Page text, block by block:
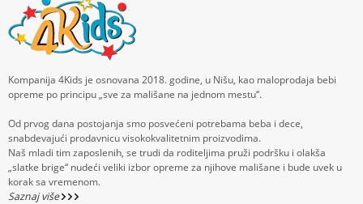
Kompanija 4Kids je osnovana 2018. godine, u Nišu, kao maloprodaja bebi
opreme po principu „sve za mališane na jednom mestu“.
Od prvog dana postojanja smo posvećeni potrebama beba i dece,
snabdevajući prodavnicu visokokvalitetnim proizvodima.
Naš mladi tim zaposlenih, se trudi da roditeljima pruži podršku i olakša
„slatke brige“ nudeći veliki izbor opreme za njihove mališane i bude uvek u
korak sa vremenom.
Saznaj više